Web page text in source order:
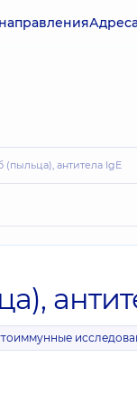
(пыльца), антитела IgE